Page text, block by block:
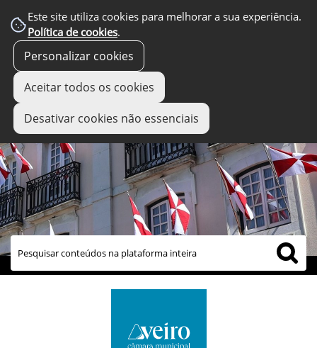
Este site utiliza cookies para melhorar a sua experiência.
Política de cookies.
Personalizar cookies
Aceitar todos os cookies
Desativar cookies não essenciais
links úteis